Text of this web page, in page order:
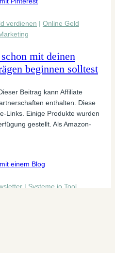
verdienen | Online Geld
mit deinen
beginnen solltest
Beitrag kann Affiliate
enthalten. Diese
Links. Einige Produkte wurden
gestellt. Als Amazon-
| Systeme.io Tool